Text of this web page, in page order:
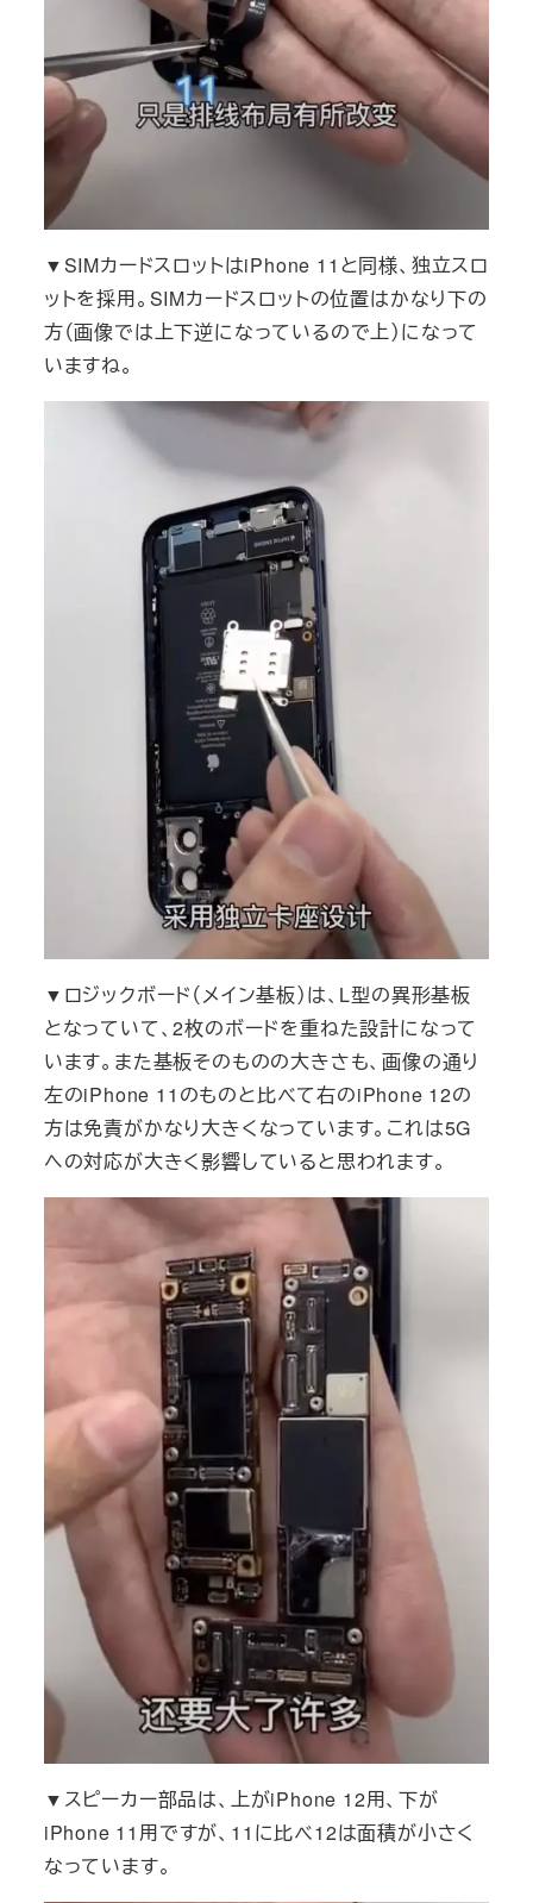
▼SIMカードスロットはiPhone 11と同様、独立スロ
ットを採用。SIMカードスロットの位置はかなり下の
方（画像では上下逆になっているので上）になって
いますね。
▼ロジックボード（メイン基板）は、L型の異形基板
となっていて、2枚のボードを重ねた設計になって
います。また基板そのものの大きさも、画像の通り
左のiPhone 11のものと比べて右のiPhone 12の
方は免責がかなり大きくなっています。これは5G
への対応が大きく影響していると思われます。
▼スピーカー部品は、上がiPhone 12用、下が
iPhone 11用ですが、11に比べ12は面積が小さく
なっています。